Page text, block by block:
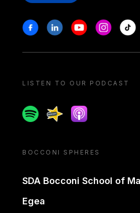
Stay in touch
FacebookLinkedinYoutubeInstagram
Tiktok
LISTEN TO OUR PODCAST
SpotifySpreakerApple podcast
BOCCONI SPHERES
SDA Bocconi School of
Egea